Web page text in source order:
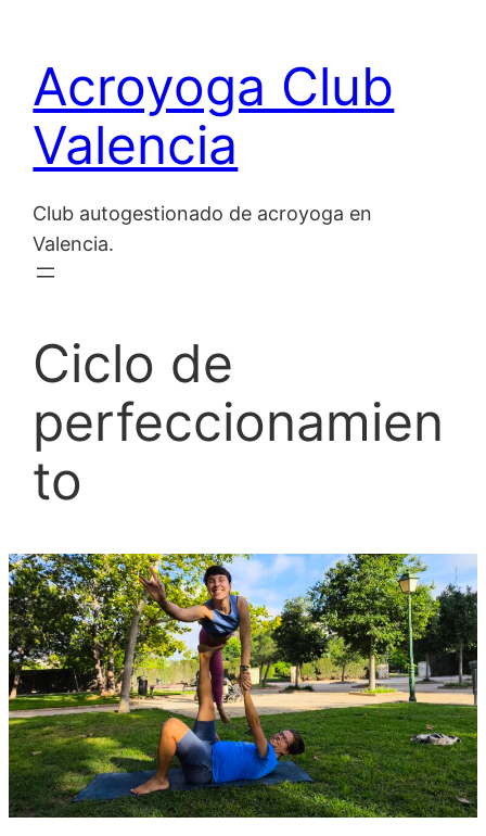
contenido
Acroyoga Club
Valencia
Club autogestionado de acroyoga en
Valencia.
Ciclo de
perfeccionamien
to